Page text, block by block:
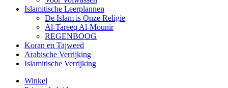
Islamitische Leerplannen
De Islam is Onze Religie
Al-Tareeq Al-Mounir
REGENBOOG
Koran en Tajweed
Arabische Verrijking
Islamitische Verrijking
Winkel